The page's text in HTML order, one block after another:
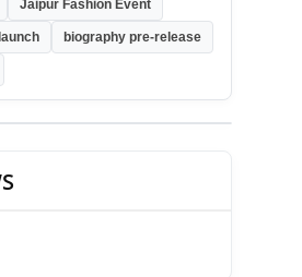
Jaipur Fashion Event
biography pre-release